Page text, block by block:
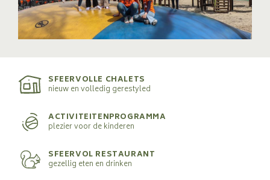
SFEERVOLLE CHALETS
nieuw en volledig gerestyled
ACTIVITEITENPROGRAMMA
plezier voor de kinderen
SFEERVOL RESTAURANT
gezellig eten en drinken